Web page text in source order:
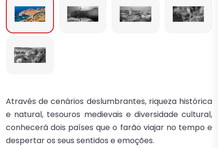
Através de cenários deslumbrantes, riqueza histórica
e natural, tesouros medievais e diversidade cultural,
conhecerá dois países que o farão viajar no tempo e
despertar os seus sentidos e emoções.